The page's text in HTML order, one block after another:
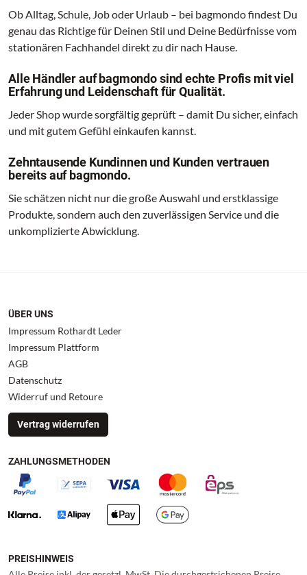
Ob Alltag, Schule, Job oder Urlaub – bei bagmondo findest Du
genau das Richtige für Deinen Stil und Deine Bedürfnisse vom
stationären Fachhandel direkt zu dir nach Hause.
Alle Händler auf bagmondo sind echte Profis mit viel
Erfahrung und Leidenschaft für Qualität.
Jeder Shop wurde sorgfältig geprüft – damit Du sicher, einfach
und mit gutem Gefühl einkaufen kannst.
Zehntausende Kundinnen und Kunden vertrauen
bereits auf bagmondo.
Sie schätzen nicht nur die große Auswahl und erstklassige
Produkte, sondern auch den zuverlässigen Service und die
unkomplizierte Abwicklung.
ÜBER UNS
Impressum Rothardt Leder
Impressum Plattform
AGB
Datenschutz
Widerruf und Retoure
Vertrag widerrufen
ZAHLUNGSMETHODEN
PREISHINWEIS